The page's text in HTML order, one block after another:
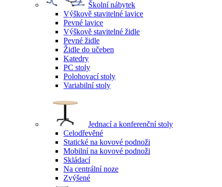
Školní nábytek
Výškově stavitelné lavice
Pevné lavice
Výškově stavitelné židle
Pevné židle
Židle do učeben
Katedry
PC stoly
Polohovací stoly
Variabilní stoly
Jednací a konferenční stoly
Celodřevěné
Statické na kovové podnoži
Mobilní na kovové podnoži
Skládací
Na centrální noze
Zvýšené